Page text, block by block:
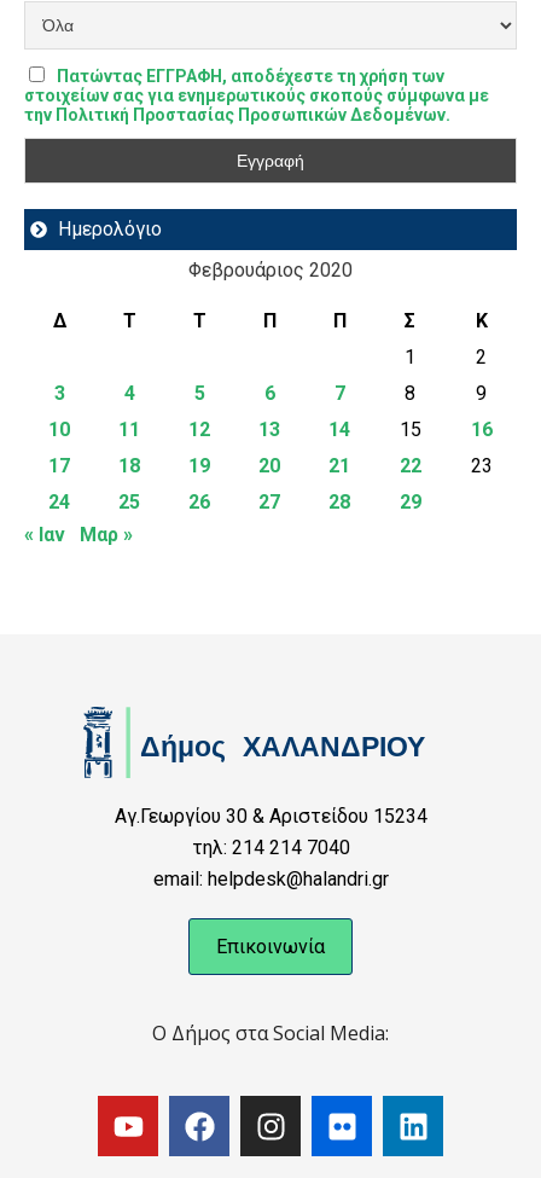
Πατώντας ΕΓΓΡΑΦΗ, αποδέχεστε τη χρήση των
στοιχείων σας για ενημερωτικούς σκοπούς σύμφωνα με
την Πολιτική Προστασίας Προσωπικών Δεδομένων.
Ημερολόγιο
Φεβρουάριος 2020
Δ Τ Τ Π Π Σ
Κ
1
2
3
4 5 6 7 8
9
10
11 12 13 14 15
16
17
18 19 20 21 22
23
24
25 26 27 28
29
« Ιαν
Μαρ »
Αγ.Γεωργίου 30 & Αριστείδου 15234
τηλ: 214 214 7040
email: helpdesk@halandri.gr
Επικοινωνία
Ο Δήμος στα Social Media: